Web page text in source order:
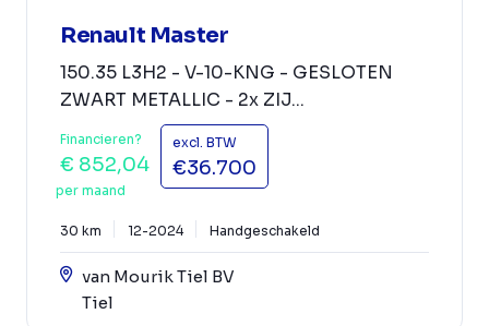
Renault Master
150.35 L3H2 - V-10-KNG - GESLOTEN
ZWART METALLIC - 2x ZIJ...
Financieren?
€ 852,04
per maand
excl. BTW
€36.700
30 km 12-2024 Handgeschakeld
van Mourik Tiel BV
Tiel